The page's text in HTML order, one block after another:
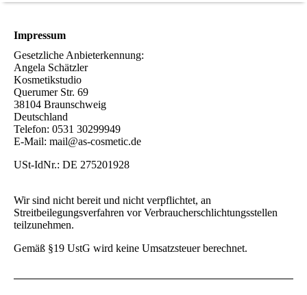
Impressum
Gesetzliche Anbieterkennung:
Angela Schätzler
Kosmetikstudio
Querumer Str. 69
38104 Braunschweig
Deutschland
Telefon: 0531 30299949
E-Mail: mail@as-cosmetic.de
USt-IdNr.: DE 275201928
Wir sind nicht bereit und nicht verpflichtet, an
Streitbeilegungsverfahren vor Verbraucherschlichtungsstellen
teilzunehmen.
Gemäß §19 UstG wird keine Umsatzsteuer berechnet.